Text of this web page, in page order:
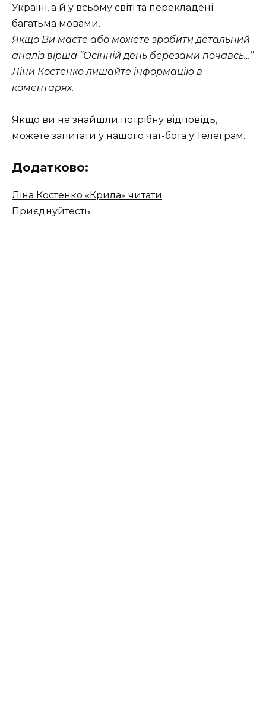
Україні, а й у всьому світі та перекладені
багатьма мовами.
Якщо Ви маєте або можете зробити детальний
аналіз вірша “Осінній день березами почавсь…”
Ліни Костенко лишайте інформацію в
коментарях.
Якщо ви не знайшли потрібну відповідь,
можете запитати у нашого чат-бота у Телеграм.
Додатково:
Ліна Костенко «Крила» читати
Приєднуйтесть: